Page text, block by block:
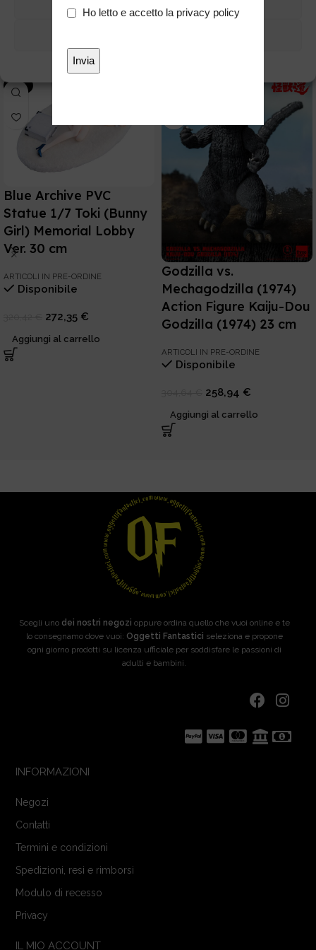
Potrebbe interessarti anche
-15%
Blue Archive PVC
Statue 1/7 Toki (Bunny
Girl) Memorial Lobby
Ver. 30 cm
ARTICOLI IN PRE-ORDINE
Disponibile
272,35 €
Aggiungi al carrello
Godzilla vs.
Mechagodzilla (1974)
Action Figure Kaiju-Dou
Godzilla (1974) 23 cm
ARTICOLI IN PRE-ORDINE
Disponibile
258,94 €
Aggiungi al carrello
Scegli uno dei nostri negozi oppure ordina quello che vuoi online e te
lo consegnamo dove vuoi: Oggetti Fantastici seleziona e propone
ogni giorno prodotti su licenza ufficiale per soddisfare le passioni di
adulti e bambini.
INFORMAZIONI
Negozi
Contatti
Termini e condizioni
Spedizioni, resi e rimborsi
Modulo di recesso
Privacy
IL MIO ACCOUNT
Privacy
Ho letto e accetto la privacy policy